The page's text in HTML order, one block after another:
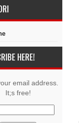
HERE!
email address.
It;s free!